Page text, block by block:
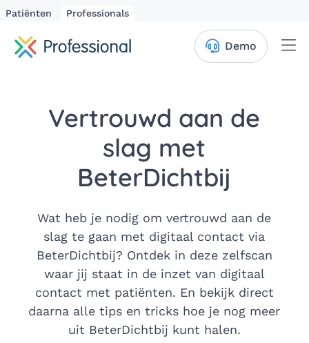
Patiënten Professionals
Demo
Vertrouwd aan de
slag met
BeterDichtbij
Wat heb je nodig om vertrouwd aan de
slag te gaan met digitaal contact via
BeterDichtbij? Ontdek in deze zelfscan
waar jij staat in de inzet van digitaal
contact met patiënten. En bekijk direct
daarna alle tips en tricks hoe je nog meer
uit BeterDichtbij kunt halen.